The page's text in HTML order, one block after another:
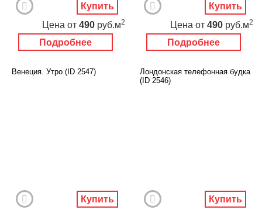
Подробнее
Цена от 490 руб.м2
Купить
Подробнее
Цена от 490 руб.м2
Купить
Венеция. Утро (ID 2547)
Купить
Лондонская телефонная будка
(ID 2546)
Купить